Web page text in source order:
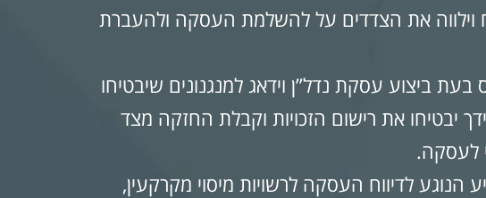
וילווה את הצדדים על להשלמת העסקה ולהעברת
ביצוע עסקת נדל”ן וידאג למנגנונים שיבטיחו
יבטיחו את רישום הזכויות וקבלת החזקה מצד
לעסקה.
הנוגע לדיווח העסקה לרשויות מיסוי מקרקעין,